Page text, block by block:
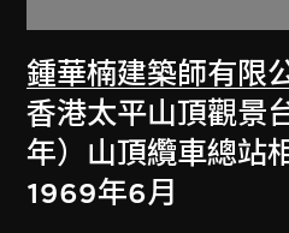
鍾華楠建築師有限
香港太平山頂觀景
年）山頂纜車總站
1969年6月